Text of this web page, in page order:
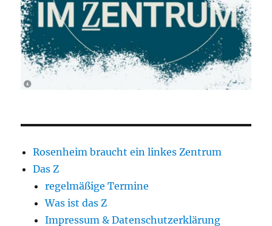
Rosenheim braucht ein linkes Zentrum
Das Z
regelmäßige Termine
Was ist das Z
Impressum & Datenschutzerklärung